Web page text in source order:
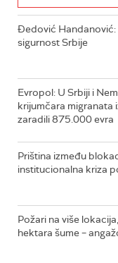
Đedović Handanović:
sigurnost Srbije
Evropol: U Srbiji i
krijumčara migranata
zaradili 875.000 evra
Priština između
institucionalna kriza
Požari na više
hektara šume –